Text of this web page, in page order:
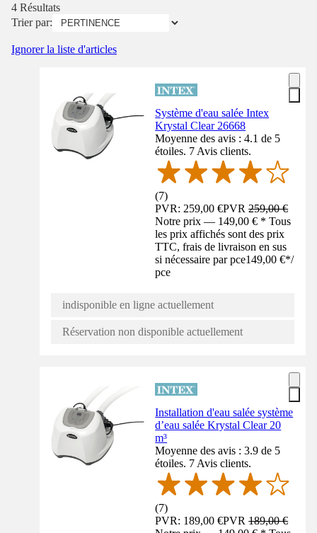
4 Résultats
Trier par:
Ignorer la liste d'articles
Système d'eau salée Intex
Krystal Clear 26668
Moyenne des avis : 4.1 de 5
étoiles. 7 Avis clients.
(7)
PVR: 259,00 €PVR259,00 €
Notre prix — 149,00 € * Tous
les prix affichés sont des prix
TTC, frais de livraison en sus
si nécessaire par pce149,00 €*/
pce
indisponible en ligne actuellement
Réservation non disponible actuellement
Installation d'eau salée système
d’eau salée Krystal Clear 20
m³
Moyenne des avis : 3.9 de 5
étoiles. 7 Avis clients.
(7)
PVR: 189,00 €PVR189,00 €